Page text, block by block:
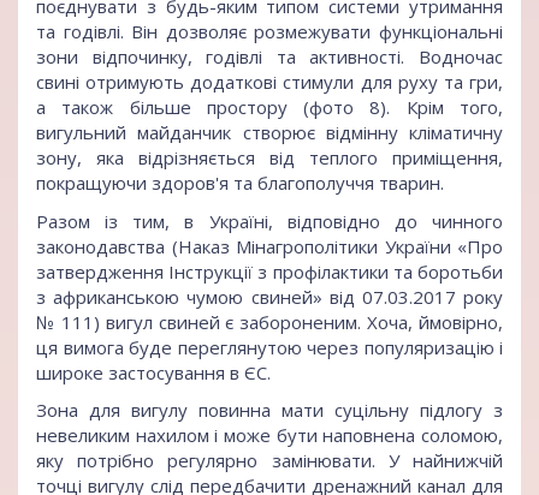
поєднувати з будь-яким типом системи утримання
та годівлі. Він дозволяє розмежувати функціональні
зони відпочинку, годівлі та активності. Водночас
свині отримують додаткові стимули для руху та гри,
а також більше простору (фото 8). Крім того,
вигульний майданчик створює відмінну кліматичну
зону, яка відрізняється від теплого приміщення,
покращуючи здоров'я та благополуччя тварин.
Разом із тим, в Україні, відповідно до чинного
законодавства (Наказ Мінагрополітики України «Про
затвердження Інструкції з профілактики та боротьби
з африканською чумою свиней» від 07.03.2017 року
№ 111) вигул свиней є забороненим. Хоча, ймовірно,
ця вимога буде переглянутою через популяризацію і
широке застосування в ЄС.
Зона для вигулу повинна мати суцільну підлогу з
невеликим нахилом і може бути наповнена соломою,
яку потрібно регулярно замінювати. У найнижчій
точці вигулу слід передбачити дренажний канал для